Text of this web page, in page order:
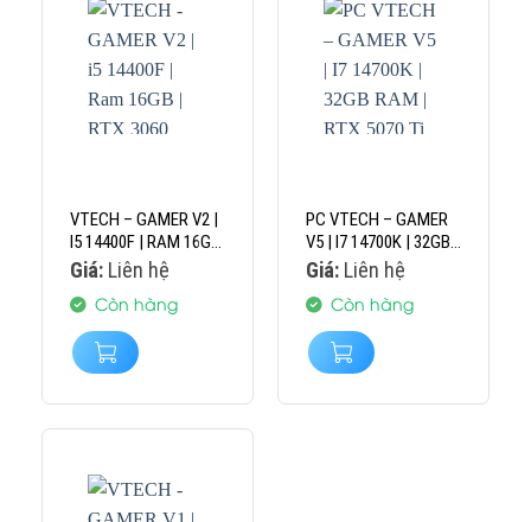
VTECH – GAMER V2 |
I5 14400F | RAM 16GB
| RTX 3060 12GB
Giá:Liên hệ
Còn hàng
PC VTECH – GAMER
V5 | I7 14700K | 32GB
RAM | RTX 5070 TI
Giá:Liên hệ
Còn hàng